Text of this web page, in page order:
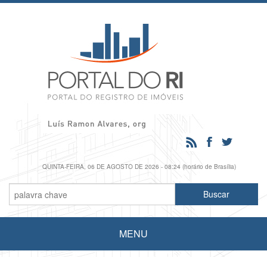
QUINTA-FEIRA, 06 DE AGOSTO DE 2026 - 08:24 (horário de Brasília)
MENU